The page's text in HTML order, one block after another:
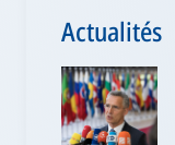
Actualités